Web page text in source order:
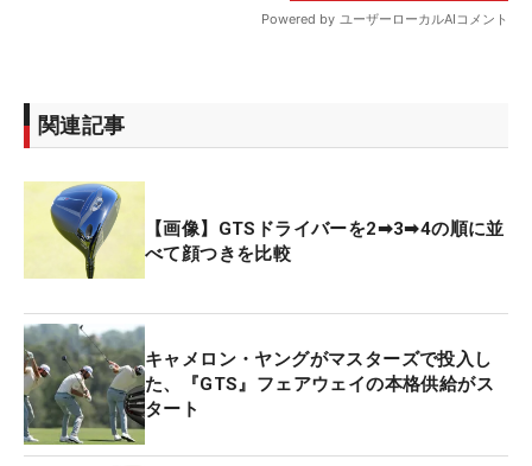
関連記事
【画像】GTSドライバーを2➡3➡4の順に並
べて顔つきを比較
キャメロン・ヤングがマスターズで投入し
た、『GTS』フェアウェイの本格供給がス
タート